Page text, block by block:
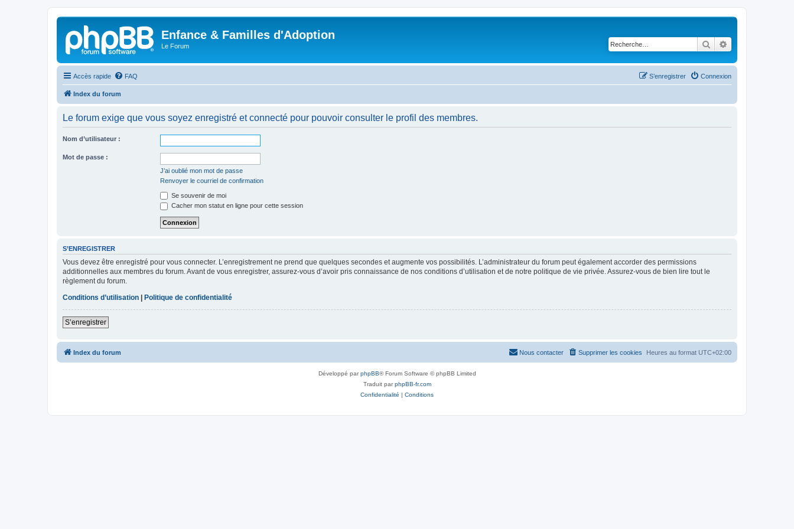
Enfance & Familles d'Adoption
Le Forum Rechercher
Accès rapide FAQ Connexion
S’enregistrer
Index du forum
Le forum exige que vous soyez enregistré et connecté pour pouvoir consulter le profil des membres.
Nom d’utilisateur :
Mot de passe :
J’ai oublié mon mot de passe
Renvoyer le courriel de confirmation
Se souvenir de moi
Cacher mon statut en ligne pour cette session
S’ENREGISTRER
Vous devez être enregistré pour vous connecter. L’enregistrement ne prend que quelques secondes et augmente vos possibilités. L’administrateur du forum peut également accorder des permissions
additionnelles aux membres du forum. Avant de vous enregistrer, assurez-vous d’avoir pris connaissance de nos conditions d’utilisation et de notre politique de vie privée. Assurez-vous de bien lire tout le
règlement du forum.
Conditions d’utilisation
Politique de confidentialité
S’enregistrer
Index du forum Heures au format UTC+02:00
Supprimer les cookies
Nous contacter
Développé parphpBB® Forum Software © phpBB Limited
Traduit parphpBB-fr.com
Confidentialité | Conditions